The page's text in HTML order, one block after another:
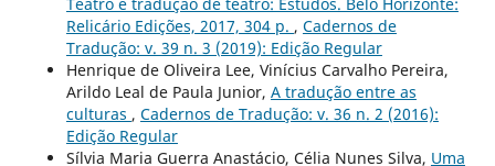
Relicário Edições, 2017, 304 p. , Cadernos de
Tradução: v. 39 n. 3 (2019): Edição Regular
Henrique de Oliveira Lee, Vinícius Carvalho Pereira,
Arildo Leal de Paula Junior, A tradução entre as
culturas , Cadernos de Tradução: v. 36 n. 2 (2016):
Edição Regular
Sílvia Maria Guerra Anastácio, Célia Nunes Silva, Uma